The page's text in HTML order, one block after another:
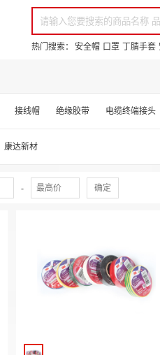
注册
务 超低折扣价
热门搜索：
安全帽 口罩 丁腈手套
场景采购 品
接线帽 绝缘胶带 电缆终端接头
康达新材
- 确定